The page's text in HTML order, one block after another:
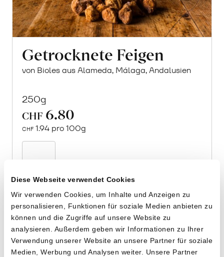
Diese Webseite verwendet Cookies
Wir verwenden Cookies, um Inhalte und Anzeigen zu
personalisieren, Funktionen für soziale Medien anbieten zu
können und die Zugriffe auf unsere Website zu
analysieren. Außerdem geben wir Informationen zu Ihrer
Verwendung unserer Website an unsere Partner für soziale
Medien, Werbung und Analysen weiter. Unsere Partner
Getrocknete Feigen
von Bioles aus Alameda, Málaga, Andalusien
250g
CHF 6.80
CHF 1.94 pro 100g